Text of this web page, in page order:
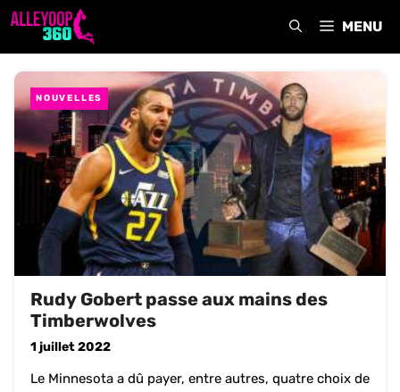
Aller
MENU
NOUVELLES
Rudy Gobert passe aux mains des
Timberwolves
1 juillet 2022
Le Minnesota a dû payer, entre autres, quatre choix de